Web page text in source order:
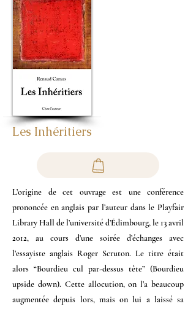
Les Inhéritiers
L’origine de cet ouvrage est une conférence
prononcée en anglais par l’auteur dans le Playfair
Library Hall de l’université d’Édimbourg, le 13 avril
2012, au cours d’une soirée d’échanges avec
l’essayiste anglais Roger Scruton. Le titre était
alors “Bourdieu cul par-dessus tête” (Bourdieu
upside down). Cette allocution, on l’a beaucoup
augmentée depuis lors, mais on lui a laissé sa